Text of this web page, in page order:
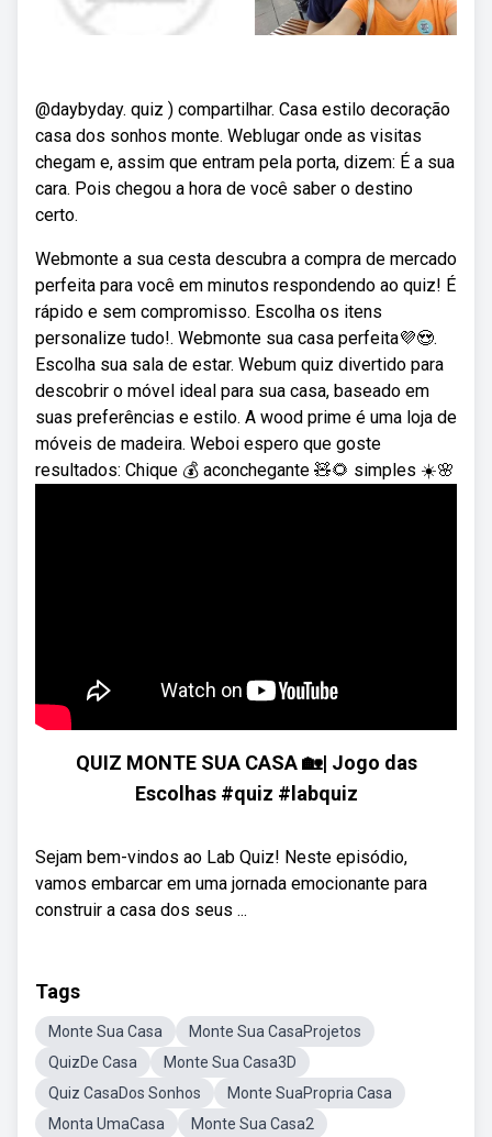
@daybyday. quiz ) compartilhar. Casa estilo decoração
casa dos sonhos monte. Weblugar onde as visitas
chegam e, assim que entram pela porta, dizem: É a sua
cara. Pois chegou a hora de você saber o destino
certo.
Webmonte a sua cesta descubra a compra de mercado
perfeita para você em minutos respondendo ao quiz! É
rápido e sem compromisso. Escolha os itens
personalize tudo!. Webmonte sua casa perfeita💜😍.
Escolha sua sala de estar. Webum quiz divertido para
descobrir o móvel ideal para sua casa, baseado em
suas preferências e estilo. A wood prime é uma loja de
móveis de madeira. Weboi espero que goste ️
resultados: Chique 💰 aconchegante 🧸🌻 simples ☀️🌸
QUIZ MONTE SUA CASA 🏡| Jogo das
Escolhas #quiz #labquiz
Sejam bem-vindos ao Lab Quiz! Neste episódio,
vamos embarcar em uma jornada emocionante para
construir a casa dos seus ...
Tags
Monte Sua Casa
Monte Sua CasaProjetos
QuizDe Casa
Monte Sua Casa3D
Quiz CasaDos Sonhos
Monte SuaPropria Casa
Monta UmaCasa
Monte Sua Casa2